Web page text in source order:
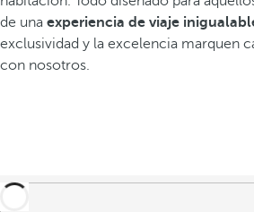
de una experiencia de viaje
exclusividad y la excelencia marquen
con nosotros.